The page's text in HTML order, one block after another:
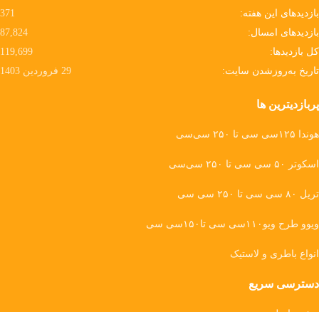
بازدیدهای این هفته:
371
بازدیدهای امسال:
87,824
کل بازدیدها:
119,699
تاریخ به‌روزشدن سایت:
29 فروردین 1403
پربازدیترین ها
هوندا ۱۲۵سی سی تا ۲۵۰ سی‌سی
اسکوتر ۵۰ سی سی تا ۲۵۰ سی‌سی
تریل ۸۰ سی سی تا ۲۵۰ سی سی
ویوو طرح ویو۱۱۰سی سی تا۱۵۰سی سی
انواع باطری و لاستیک
دسترسی سریع